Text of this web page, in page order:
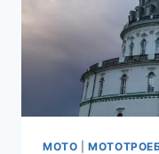
МОТО |